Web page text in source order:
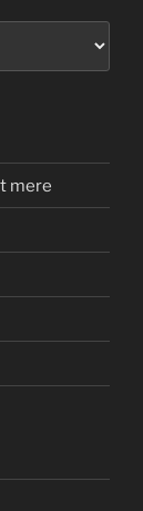
mere